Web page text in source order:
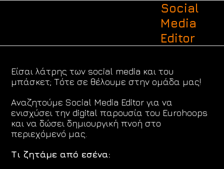
Social
Media
Editor
Είσαι λάτρης των social media και του
μπάσκετ; Τότε σε θέλουμε στην ομάδα μας!
Αναζητούμε Social Media Editor για να
ενισχύσει την digital παρουσία του Eurohoops
και να δώσει δημιουργική πνοή στο
περιεχόμενό μας.
Τι ζητάμε από εσένα: